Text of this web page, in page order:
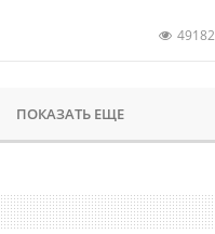
49182
ПОКАЗАТЬ ЕЩЕ